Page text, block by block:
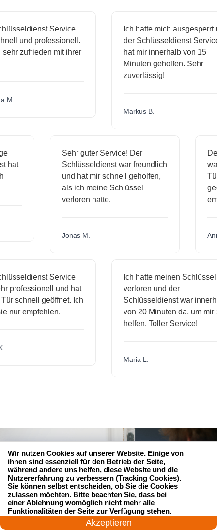
Service
und professionell.
zufrieden mit ihrer
Ich hatte mich ausgesperrt und
der Schlüsseldienst Service
hat mir innerhalb von 15
Minuten geholfen. Sehr
zuverlässig!
Markus B.
hat
Sehr guter Service! Der
Schlüsseldienst war freundlich
und hat mir schnell geholfen,
als ich meine Schlüssel
verloren hatte.
Jonas M.
Service
und hat
geöffnet. Ich
empfehlen.
Ich hatte meinen Schlüssel
verloren und der
Schlüsseldienst war innerhalb
von 20 Minuten da, um mir zu
helfen. Toller Service!
Maria L.
24 Stunden am Tag
Akzeptieren
Wir nutzen Cookies auf unserer Website. Einige von
ihnen sind essenziell für den Betrieb der Seite,
während andere uns helfen, diese Website und die
Nutzererfahrung zu verbessern (Tracking Cookies).
Sie können selbst entscheiden, ob Sie die Cookies
zulassen möchten. Bitte beachten Sie, dass bei
einer Ablehnung womöglich nicht mehr alle
Funktionalitäten der Seite zur Verfügung stehen.